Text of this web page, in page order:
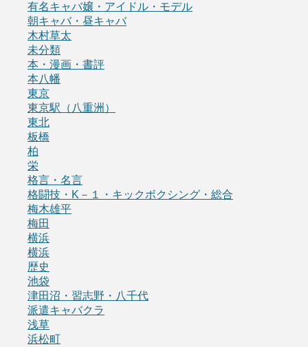
有名キャバ嬢・アイドル・モデル
朝キャバ・昼キャバ
木村草太
未分類
本・漫画・書評
本八幡
東京
東京駅（八重洲）
東北
板橋
柏
栄
格言・名言
格闘技・K－１・キックボクシング・総合
梅木雄平
梅田
横浜
横浜
歴史
池袋
津田沼・習志野・八千代
派遣キャバクラ
浅草
浜松町